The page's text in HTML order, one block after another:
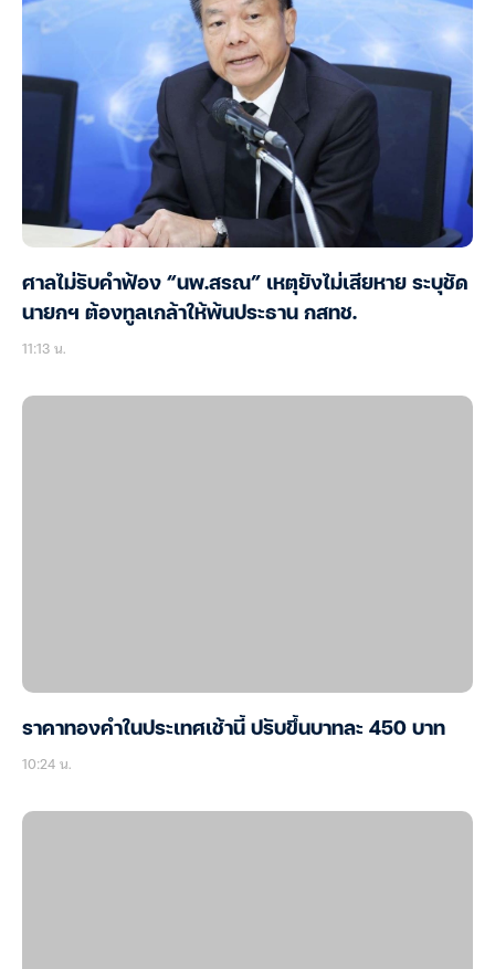
ศาลไม่รับคำฟ้อง “นพ.สรณ” เหตุยังไม่เสียหาย ระบุชัด
นายกฯ ต้องทูลเกล้าให้พ้นประธาน กสทช.
11:13 น.
ราคาทองคำในประเทศเช้านี้ ปรับขึ้นบาทละ 450 บาท
10:24 น.